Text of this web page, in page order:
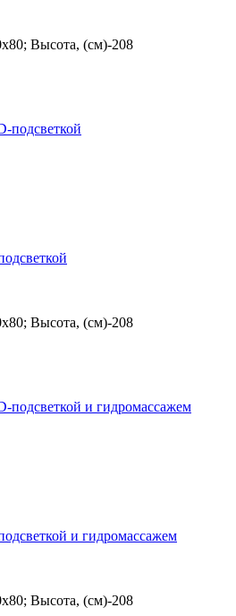
Высота, (см)-208
Высота, (см)-208
и гидромассажем
Высота, (см)-208